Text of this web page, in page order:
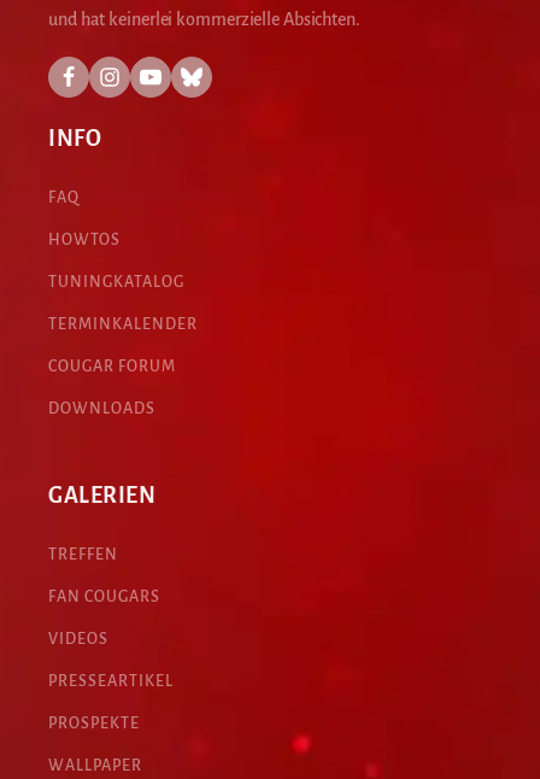
und hat keinerlei kommerzielle Absichten.
INFO
FAQ
HOWTOS
TUNINGKATALOG
TERMINKALENDER
COUGAR FORUM
DOWNLOADS
GALERIEN
TREFFEN
FAN COUGARS
VIDEOS
PRESSEARTIKEL
PROSPEKTE
WALLPAPER